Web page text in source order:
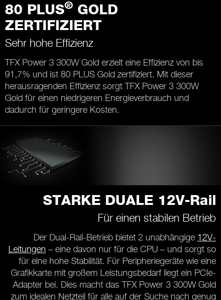
80 PLUS® GOLD
ZERTIFIZIERT
Sehr hohe Effizienz
TFX Power 3 300W Gold erzielt eine Effizienz von bis
91,7% und ist 80 PLUS Gold zertifiziert. Mit dieser
herausragenden Effizienz sorgt TFX Power 3 300W
Gold für einen niedrigeren Energieverbrauch und
dadurch für geringere Kosten.
STARKE DUALE 12V-Rail
Für einen stabilen Betrieb
Der Dual-Rail-Betrieb bietet 2 unabhängige 12V-
Leitungen – eine davon nur für die CPU – und sorgt so
für eine hohe Stabilität. Für Peripheriegeräte wie eine
Grafikkarte mit großem Leistungsbedarf liegt ein PCIe-
Adapter bei. Dies macht das TFX Power 3 300W Gold
zum idealen Netzteil für alle auf der Suche nach genug